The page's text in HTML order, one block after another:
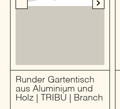
Runder Gartentisch
aus Aluminium und
Holz | TRIBÙ | Branch